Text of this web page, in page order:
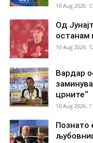
10 Aug 2026.
Од
останам
10 Aug 2026.
Вардар
црните“
10 Aug 2026.
Познато